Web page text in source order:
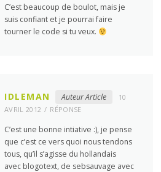
C’est beaucoup de boulot, mais je
suis confiant et je pourrai faire
tourner le code si tu veux.
IDLEMAN Auteur Article
10
AVRIL 2012
RÉPONSE
C’est une bonne intiative :), je pense
que c’est ce vers quoi nous tendons
tous, qu’il s’agisse du hollandais
avec blogotext, de sebsauvage avec